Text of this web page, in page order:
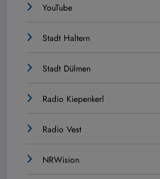
YouTube
Stadt Haltern
Stadt Dülmen
Radio Kiepenkerl
Radio Vest
NRWision